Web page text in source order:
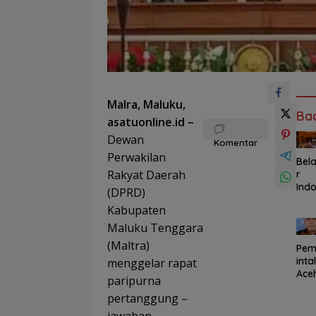
Malra, Maluku,
asatuonline.id –
Dewan
Perwakilan
Rakyat Daerah
(DPRD)
Kabupaten
Maluku Tenggara
(Maltra)
menggelar rapat
paripurna
pertanggung –
Komentar
r
n